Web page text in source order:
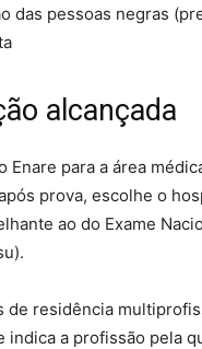
das pessoas negras
alcançada
Enare para a área
prova, escolhe o
ao do Exame
de residência
indica a profissão pela